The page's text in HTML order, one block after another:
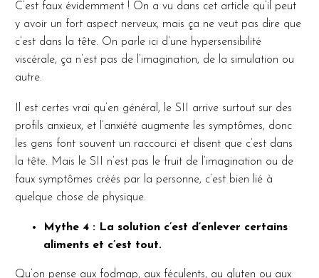
C’est faux évidemment ! On a vu dans cet article qu’il peut
y avoir un fort aspect nerveux, mais ça ne veut pas dire que
c’est dans la tête. On parle ici d’une hypersensibilité
viscérale, ça n’est pas de l’imagination, de la simulation ou
autre.
Il est certes vrai qu’en général, le SII arrive surtout sur des
profils anxieux, et l’anxiété augmente les symptômes, donc
les gens font souvent un raccourci et disent que c’est dans
la tête. Mais le SII n’est pas le fruit de l’imagination ou de
faux symptômes créés par la personne, c’est bien lié à
quelque chose de physique.
Mythe 4 : La solution c’est d’enlever certains
aliments et c’est tout.
Qu’on pense aux fodmap, aux féculents, au gluten ou aux